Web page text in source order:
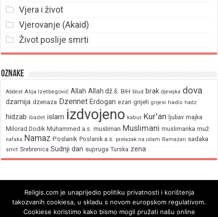
Vjera i život
Vjerovanje (Akaid)
Život poslije smrti
Oznake
Abdest Alija Izetbegović Allah Allah dž.š. BiH blud brak djevojka dova
dzamija dzenaza Dzennet Erdogan ezan grijeh grijesi hadis hadz
hidzab ibadet islam izdvojeno kabur Kur'an ljubav majka
Milorad Dodik Muhammed a.s. musliman Muslimani muslimanka muž
nafaka Namaz Poslanik Poslanik a.s. prelazak na islam Ramazan sadaka
smrt Srebrenica Sudnji dan supruga Turska zena
Religis.com je unaprijedio politiku privatnosti i korištenja
takozvanih cookiesa, u skladu s novom europskom regulativom.
Cookiese koristimo kako bismo mogli pružati našu online